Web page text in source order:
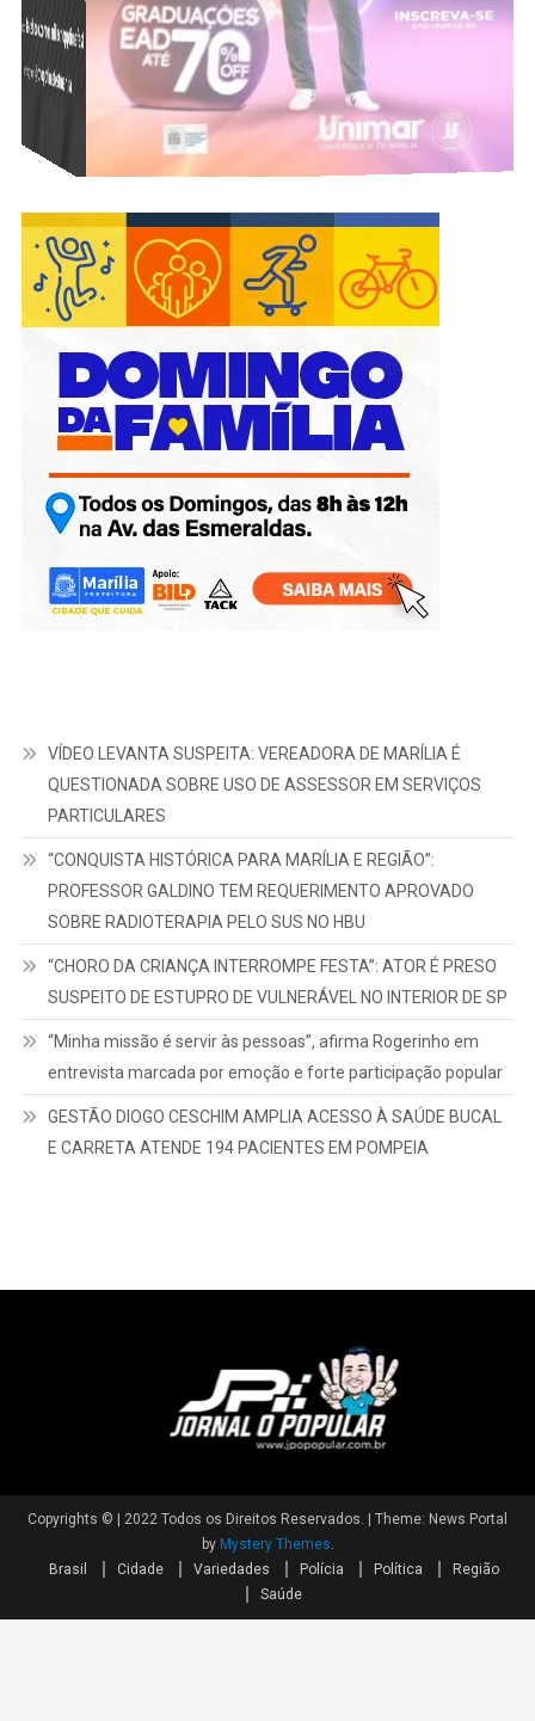
VÍDEO LEVANTA SUSPEITA: VEREADORA DE MARÍLIA É
SOBRE RADIOTERAPIA PELO SUS NO HBU
“CHORO DA CRIANÇA INTERROMPE FESTA”: ATOR É PRESO
SUSPEITO DE ESTUPRO DE VULNERÁVEL NO INTERIOR DE SP
“Minha missão é servir às pessoas”, afirma Rogerinho em
entrevista marcada por emoção e forte participação popular
GESTÃO DIOGO CESCHIM AMPLIA ACESSO À SAÚDE BUCAL
E CARRETA ATENDE 194 PACIENTES EM POMPEIA
Copyrights © | 2022 Todos os Direitos Reservados.|Theme: News Portal
by Mystery Themes.
Variedades Polícia Política
Saúde